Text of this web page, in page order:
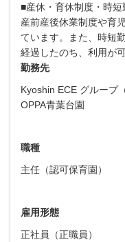
■産休・育休制度・時短
産前産後休業制度や育
ています。また、時短
経過したのち、利用が可
勤務先
Kyoshin ECE グループ
OPPA青葉台園
職種
主任（認可保育園）
雇用形態
正社員（正職員）